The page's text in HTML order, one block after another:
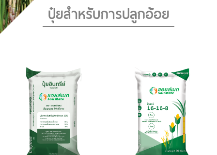
ปุ๋ยสำหรับการปลูกอ้อย